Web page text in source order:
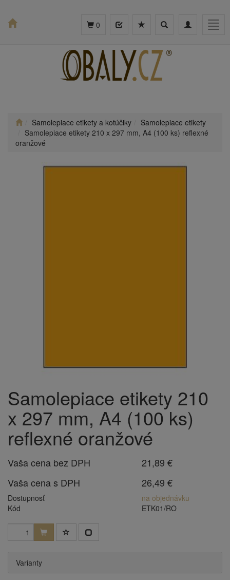
Toggle
Toggle
0
Samolepiace etikety a kotúčiky
Samolepiace etikety
Samolepiace etikety 210 x 297 mm, A4 (100 ks) reflexné
oranžové
Samolepiace etikety 210
x 297 mm, A4 (100 ks)
reflexné oranžové
Vaša cena bez DPH
21,89 €
Vaša cena s DPH
26,49 €
Dostupnosť
na objednávku
Kód
ETK01/RO
Varianty